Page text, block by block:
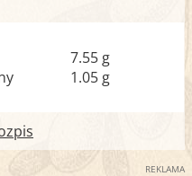
7.55 g
1.05 g
REKLAMA